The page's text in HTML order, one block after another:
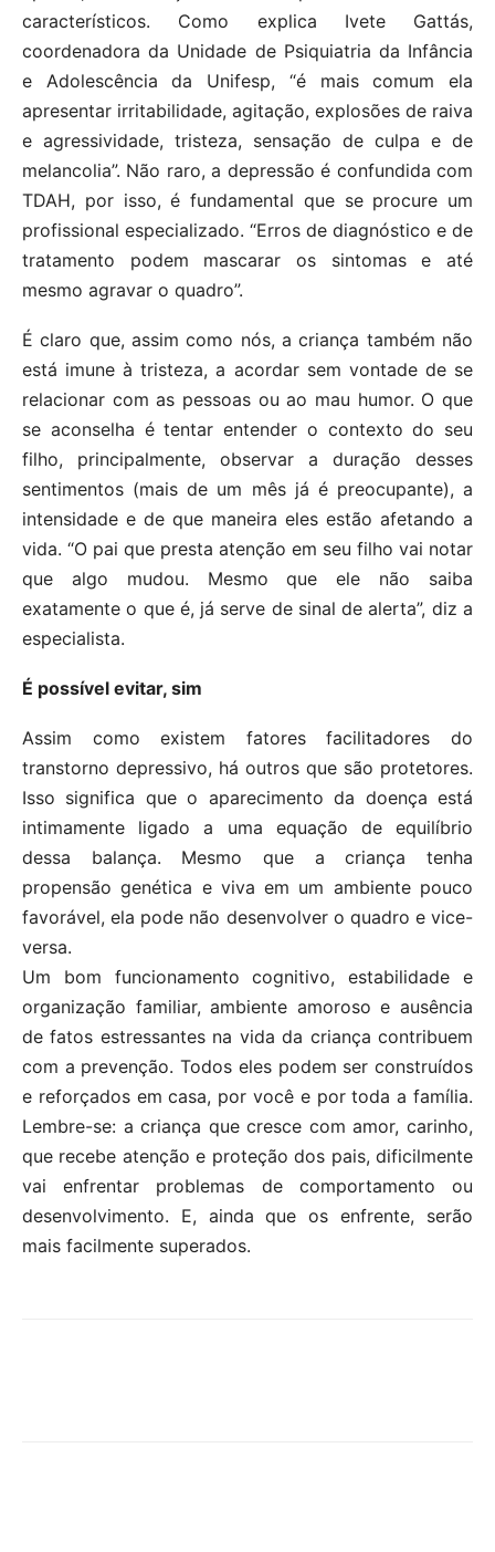
característicos. Como explica Ivete Gattás,
coordenadora da Unidade de Psiquiatria da Infância
e Adolescência da Unifesp, “é mais comum ela
apresentar irritabilidade, agitação, explosões de raiva
e agressividade, tristeza, sensação de culpa e de
melancolia”. Não raro, a depressão é confundida com
TDAH, por isso, é fundamental que se procure um
profissional especializado. “Erros de diagnóstico e de
tratamento podem mascarar os sintomas e até
mesmo agravar o quadro”.
É claro que, assim como nós, a criança também não
está imune à tristeza, a acordar sem vontade de se
relacionar com as pessoas ou ao mau humor. O que
se aconselha é tentar entender o contexto do seu
filho, principalmente, observar a duração desses
sentimentos (mais de um mês já é preocupante), a
intensidade e de que maneira eles estão afetando a
vida. “O pai que presta atenção em seu filho vai notar
que algo mudou. Mesmo que ele não saiba
exatamente o que é, já serve de sinal de alerta”, diz a
especialista.
É possível evitar, sim
Assim como existem fatores facilitadores do
transtorno depressivo, há outros que são protetores.
Isso significa que o aparecimento da doença está
intimamente ligado a uma equação de equilíbrio
dessa balança. Mesmo que a criança tenha
propensão genética e viva em um ambiente pouco
favorável, ela pode não desenvolver o quadro e vice-
versa.
Um bom funcionamento cognitivo, estabilidade e
organização familiar, ambiente amoroso e ausência
de fatos estressantes na vida da criança contribuem
com a prevenção. Todos eles podem ser construídos
e reforçados em casa, por você e por toda a família.
Lembre-se: a criança que cresce com amor, carinho,
que recebe atenção e proteção dos pais, dificilmente
vai enfrentar problemas de comportamento ou
desenvolvimento. E, ainda que os enfrente, serão
mais facilmente superados.